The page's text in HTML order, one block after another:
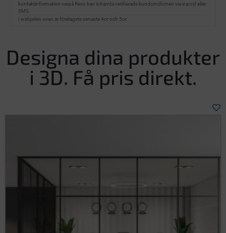
Designa dina produkter
i 3D. Få pris direkt.